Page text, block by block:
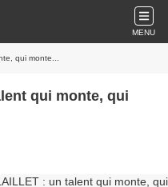
MENU
qui monte...
qui monte, qui